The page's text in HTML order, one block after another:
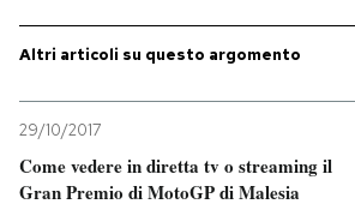
Sport
PODCAST
Altri articoli su questo argomento
29/10/2017
Come vedere in diretta tv o streaming il
Gran Premio di MotoGP di Malesia